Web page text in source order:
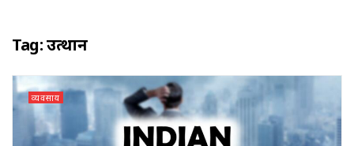
Tag:उत्थान
व्यवसाय